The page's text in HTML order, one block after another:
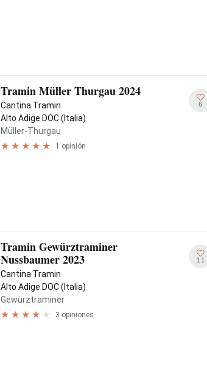
Tramin Müller Thurgau 2024
Cantina Tramin
Alto Adige DOC (Italia)
Müller-Thurgau
1 opinión
6
Tramin Gewürztraminer
Nussbaumer 2023
Cantina Tramin
Alto Adige DOC (Italia)
Gewürztraminer
3 opiniones
11